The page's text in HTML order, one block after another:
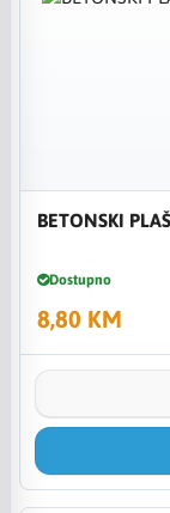
Dostupno
8,80 KM